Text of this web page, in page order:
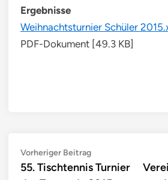
Ergebnisse
Weihnachtsturnier Schüler
PDF-Dokument [49.3 KB]
Beitragsnavigation
Vorheriger BeitragPrevious
article:
55. Tischtennis Turnier